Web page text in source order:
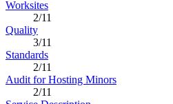
Worksites
2/11
Quality
3/11
Standards
2/11
Audit for Hosting Minors
2/11